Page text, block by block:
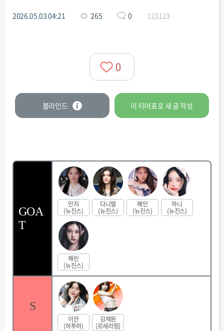
2026.05.03 04:21 265 0 123123
0
블라인드 이 티어표로 새 글 작성
GOA
T
민지
(뉴진스)
다니엘
(뉴진스)
혜인
(뉴진스)
하니
(뉴진스)
해린
(뉴진스)
S
이안
(하투하)
김채원
(르세라핌)